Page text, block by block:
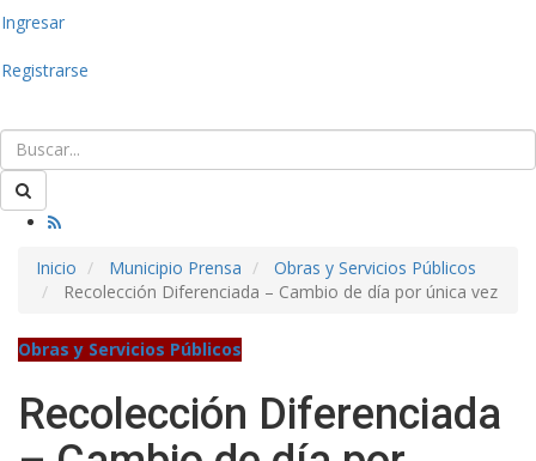
Ingresar
Registrarse
Inicio Municipio Prensa
Obras y Servicios Públicos
Recolección Diferenciada – Cambio de día por única vez
Obras y Servicios Públicos
Recolección Diferenciada